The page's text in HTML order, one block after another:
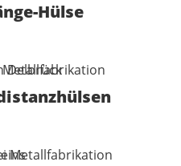
Hülse